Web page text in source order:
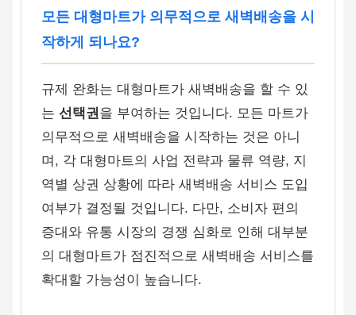
모든 대형마트가 의무적으로 새벽배송을 시
작하게 되나요?
규제 완화는 대형마트가 새벽배송을 할 수 있
는 선택권을 부여하는 것입니다. 모든 마트가
의무적으로 새벽배송을 시작하는 것은 아니
며, 각 대형마트의 사업 전략과 물류 역량, 지
역별 상권 상황에 따라 새벽배송 서비스 도입
여부가 결정될 것입니다. 다만, 소비자 편의
증대와 유통 시장의 경쟁 심화로 인해 대부분
의 대형마트가 점진적으로 새벽배송 서비스를
확대할 가능성이 높습니다.